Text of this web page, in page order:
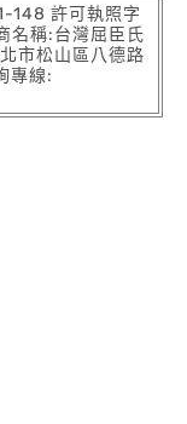
148 許可執照字
名稱:台灣屈臣氏
市松山區八德路
專線: